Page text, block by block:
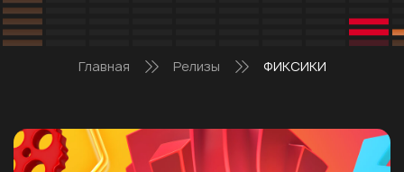
Главная Релизы ФИКСИКИ